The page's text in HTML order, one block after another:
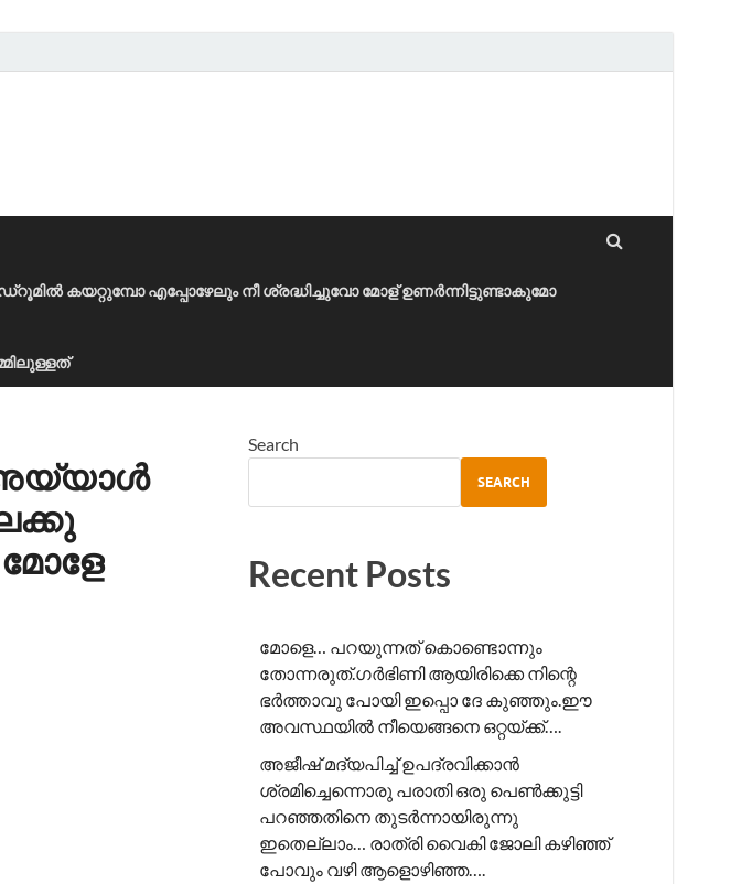
കയറ്റുമ്പോ എപ്പോഴേലും നീ ശ്രദ്ധിച്ചുവോ മോള് ഉണർന്നിട്ടുണ്ടാകുമോ
Search
SEARCH
Recent Posts
മോളെ… പറയുന്നത് കൊണ്ടൊന്നും
തോന്നരുത്.ഗർഭിണി ആയിരിക്കെ നിന്റെ
ഭർത്താവു പോയി ഇപ്പൊ ദേ കുഞ്ഞും.ഈ
അവസ്ഥയിൽ നീയെങ്ങനെ ഒറ്റയ്ക്ക്….
അജീഷ് മദ്യപിച്ച് ഉപദ്രവിക്കാൻ
ശ്രമിച്ചെന്നൊരു പരാതി ഒരു പെൺക്കുട്ടി
പറഞ്ഞതിനെ തുടർന്നായിരുന്നു
ഇതെല്ലാം… രാത്രി വൈകി ജോലി കഴിഞ്ഞ്
പോവും വഴി ആളൊഴിഞ്ഞ….